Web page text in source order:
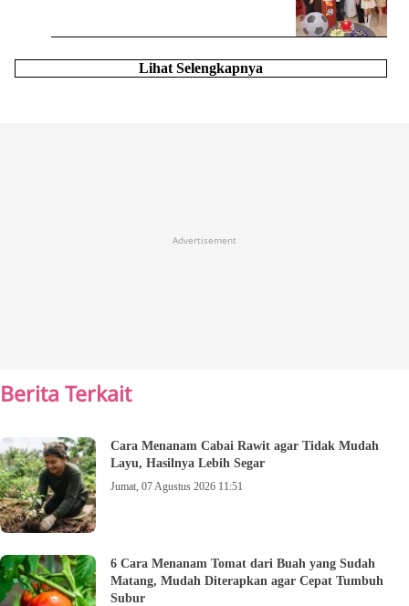
Lihat Selengkapnya
Advertisement
Berita Terkait
Cara Menanam Cabai Rawit agar Tidak Mudah
Layu, Hasilnya Lebih Segar
Jumat, 07 Agustus 2026 11:51
6 Cara Menanam Tomat dari Buah yang Sudah
Matang, Mudah Diterapkan agar Cepat Tumbuh
Subur